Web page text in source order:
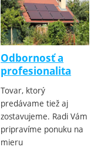
Odbornosť a
profesionalita
Tovar, ktorý
predávame tiež aj
zostavujeme. Radi Vám
pripravíme ponuku na
mieru